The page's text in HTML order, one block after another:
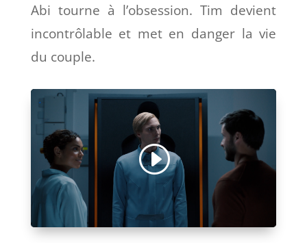
Abi tourne à l’obsession. Tim devient
incontrôlable et met en danger la vie
du couple.